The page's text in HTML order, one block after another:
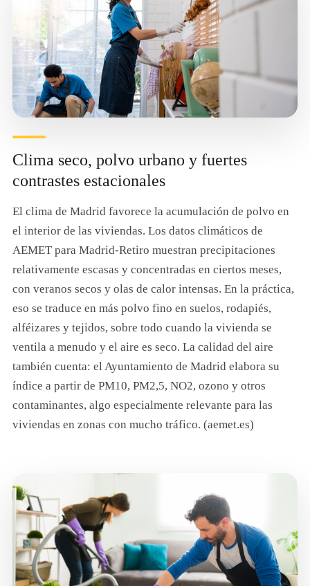
Clima seco, polvo urbano y fuertes
contrastes estacionales
El clima de Madrid favorece la acumulación de polvo en
el interior de las viviendas. Los datos climáticos de
AEMET para Madrid-Retiro muestran precipitaciones
relativamente escasas y concentradas en ciertos meses,
con veranos secos y olas de calor intensas. En la práctica,
eso se traduce en más polvo fino en suelos, rodapiés,
alféizares y tejidos, sobre todo cuando la vivienda se
ventila a menudo y el aire es seco. La calidad del aire
también cuenta: el Ayuntamiento de Madrid elabora su
índice a partir de PM10, PM2,5, NO2, ozono y otros
contaminantes, algo especialmente relevante para las
viviendas en zonas con mucho tráfico. (aemet.es)